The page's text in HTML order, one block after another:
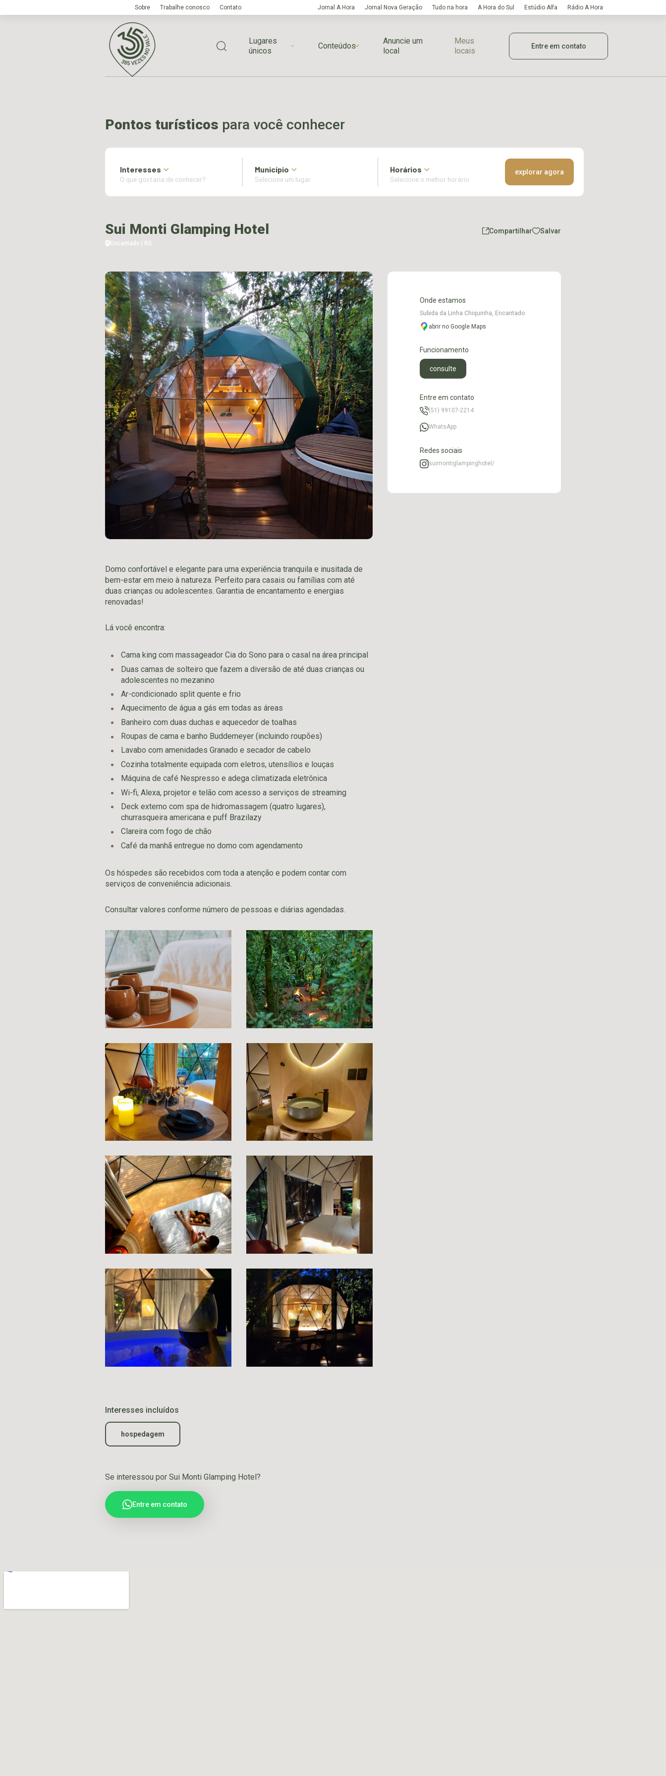
Sobre Trabalhe conosco Contato Jornal A Hora Jornal Nova Geração Tudo na hora A Hora do Sul Estúdio Alfa Rádio A Hora
Lugares
únicos
Conteúdos
Anuncie um
local
Meus
locais
Entre em contato
Pontos turísticos para você conhecer
Interesses Município Horários explorar agora
Sui Monti Glamping Hotel
Encantado | RS
Compartilhar Salvar
Domo confortável e elegante para uma experiência tranquila e inusitada de
bem-estar em meio à natureza. Perfeito para casais ou famílias com até
duas crianças ou adolescentes. Garantia de encantamento e energias
renovadas!
Lá você encontra:
Cama king com massageador Cia do Sono para o casal na área principal
Duas camas de solteiro que fazem a diversão de até duas crianças ou
adolescentes no mezanino
Ar-condicionado split quente e frio
Aquecimento de água a gás em todas as áreas
Banheiro com duas duchas e aquecedor de toalhas
Roupas de cama e banho Buddemeyer (incluindo roupões)
Lavabo com amenidades Granado e secador de cabelo
Cozinha totalmente equipada com eletros, utensílios e louças
Máquina de café Nespresso e adega climatizada eletrônica
Wi-fi, Alexa, projetor e telão com acesso a serviços de streaming
Deck externo com spa de hidromassagem (quatro lugares),
churrasqueira americana e puff Brazilazy
Clareira com fogo de chão
Café da manhã entregue no domo com agendamento
Os hóspedes são recebidos com toda a atenção e podem contar com
serviços de conveniência adicionais.
Consultar valores conforme número de pessoas e diárias agendadas.
Interesses incluídos
hospedagem
Se interessou por Sui Monti Glamping Hotel?
Entre em contato
Onde estamos
Subida da Linha Chiquinha, Encantado
abrir no Google Maps
Funcionamento
consulte
Entre em contato
(51) 99107-2214
WhatsApp
Redes sociais
suimontiglampinghotel/